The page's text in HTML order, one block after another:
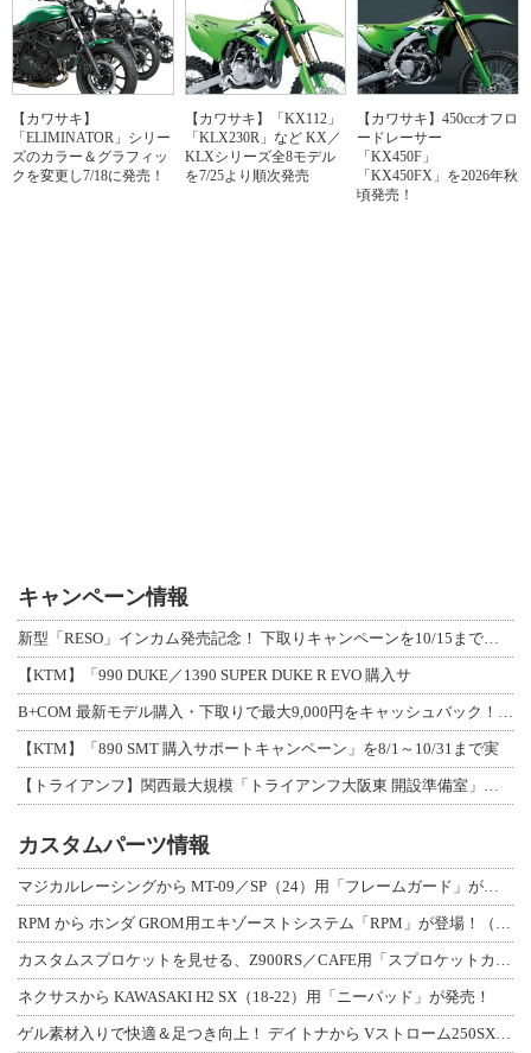
【カワサキ】
「ELIMINATOR」シリー
ズのカラー＆グラフィッ
クを変更し7/18に発売！
【カワサキ】「KX112」
「KLX230R」など KX／
KLXシリーズ全8モデル
を7/25より順次発売
【カワサキ】450ccオフロ
ードレーサー
「KX450F」
「KX450FX」を2026年秋
頃発売！
キャンペーン情報
【KTM】「990 DUKE／1390 SUPER DUKE R EVO 購入サ
【KTM】「890 SMT 購入サポートキャンペーン」を8/1～10/31まで実
カスタムパーツ情報
ネクサスから KAWASAKI H2 SX（18-22）用「ニーパッド」が発売！